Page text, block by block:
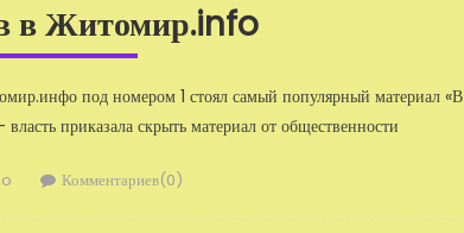
в Житомир.info
под номером 1 стоял самый популярный материал «В
приказала скрыть материал от общественности
Комментариев(0)